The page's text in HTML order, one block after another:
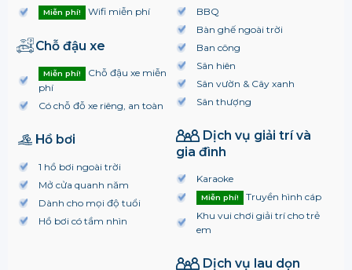
Miễn phí! Wifi miễn phí
Chỗ đậu xe
Miễn phí!
Chỗ đậu xe miễn
phí
Có chỗ đỗ xe riêng, an toàn
Hồ bơi
1 hồ bơi ngoài trời
Mở cửa quanh năm
Dành cho mọi độ tuổi
Hồ bơi có tầm nhìn
BBQ
Bàn ghế ngoài trời
Ban công
Sân hiên
Sân vườn & Cây xanh
Sân thượng
Dịch vụ giải trí và
gia đình
Karaoke
Miễn phí!
Truyền hình cáp
Khu vui chơi giải trí cho trẻ
em
Dịch vụ lau dọn